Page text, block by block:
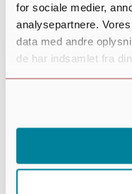
for sociale medier,
analysepartnere.
data med andre
de har indsamlet fra
Tilføj til kalender